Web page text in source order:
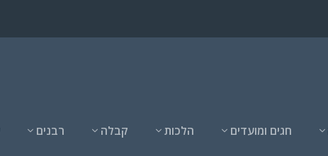
חגים ומועדים הלכות קבלה רבנים